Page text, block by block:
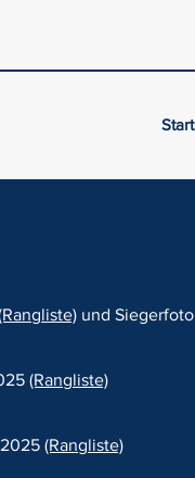
Start
​ und Siegerfoto
(Rangliste)
(Rangliste)